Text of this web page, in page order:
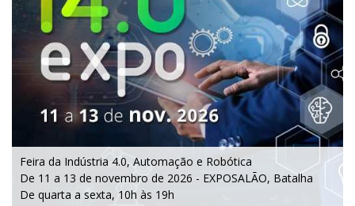
Feira da Indústria 4.0, Automação e Robótica
De 11 a 13 de novembro de 2026 - EXPOSALÃO, Batalha
De quarta a sexta, 10h às 19h